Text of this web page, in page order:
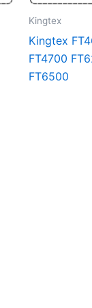
Kingtex
Kingtex
FT4700
FT6500